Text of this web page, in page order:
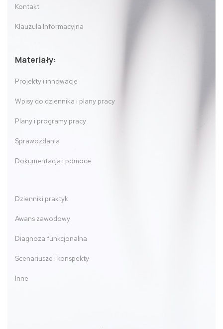
Kontakt
Klauzula Informacyjna
Materiały:
Projekty i innowacje
Wpisy do dziennika i plany pracy
Plany i programy pracy
Sprawozdania
Dokumentacja i pomoce
Dzienniki praktyk
Awans zawodowy
Diagnoza funkcjonalna
Scenariusze i konspekty
Inne